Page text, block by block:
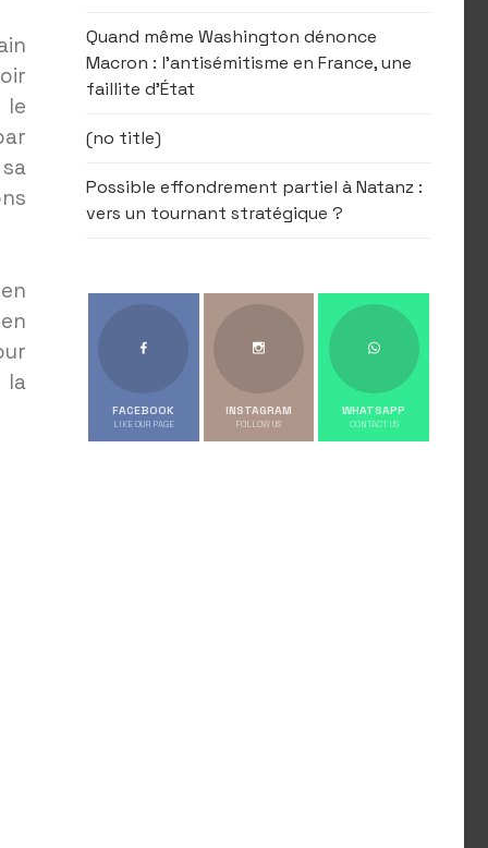
le
la
Quand même Washington dénonce
Macron : l’antisémitisme en France, une
faillite d’État
(no title)
Possible effondrement partiel à Natanz :
vers un tournant stratégique ?
FACEBOOK
LIKE OUR PAGE
INSTAGRAM
FOLLOW US
WHATSAPP
CONTACT US